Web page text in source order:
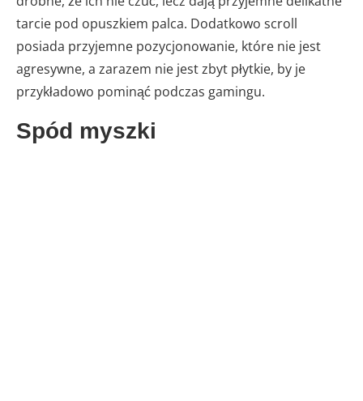
tarcie pod opuszkiem palca. Dodatkowo scroll
posiada przyjemne pozycjonowanie, które nie jest
agresywne, a zarazem nie jest zbyt płytkie, by je
przykładowo pominąć podczas gamingu.
Spód myszki